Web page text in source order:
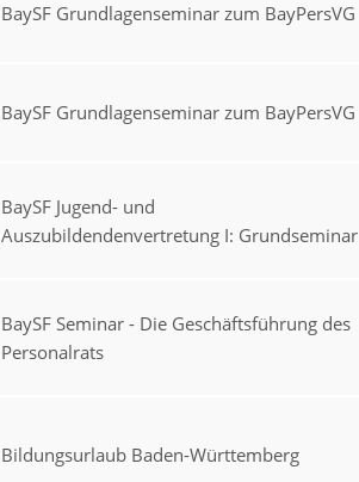
BaySF Grundlagenseminar zum BayPersVG
BaySF Grundlagenseminar zum BayPersVG
BaySF Jugend- und
Auszubildendenvertretung I: Grundseminar
BaySF Seminar - Die Geschäftsführung des
Personalrats
Bildungsurlaub Baden-Württemberg